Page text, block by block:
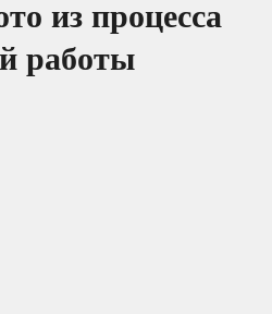
из процесса
работы